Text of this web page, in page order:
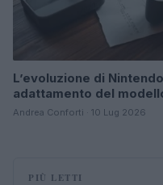
L’evoluzione di
adattamento del
Andrea Conforti · 10 Lug 2026
PIÙ LETTI